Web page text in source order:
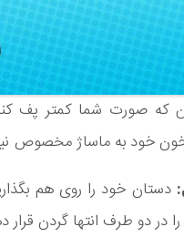
که صورت شما کمتر پف
خود به ماساژ مخصوص
دستان خود را روی هم
در دو طرف انتها گردن قرار‌